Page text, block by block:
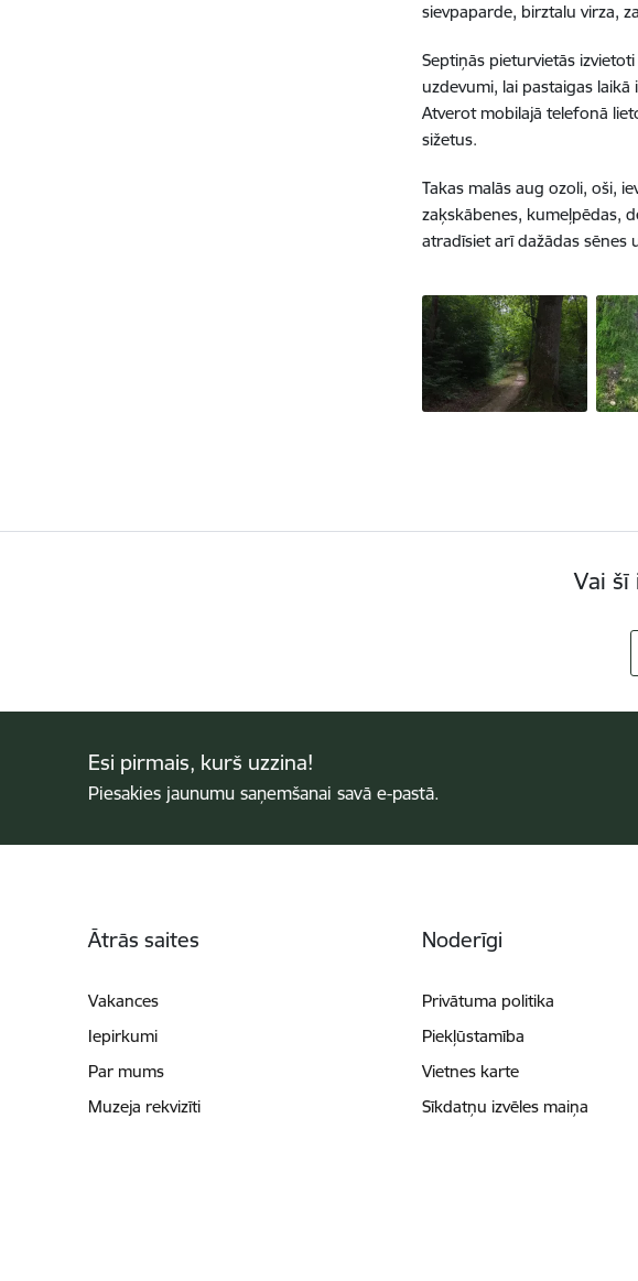
sievpaparde, birztalu virza,
Septiņās pieturvietās
uzdevumi, lai pastaigas
Atverot mobilajā telefonā
sižetus.
Takas malās aug ozoli, oši,
zaķskābenes, kumeļpēdas,
atradīsiet arī dažādas sēnes
Vai
Esi pirmais, kurš uzzina!
Piesakies jaunumu saņemšanai savā e-pastā.
Ātrās saites
Vakances
Iepirkumi
Par mums
Muzeja rekvizīti
Noderīgi
Privātuma politika
Piekļūstamība
Vietnes karte
Sīkdatņu izvēles maiņa